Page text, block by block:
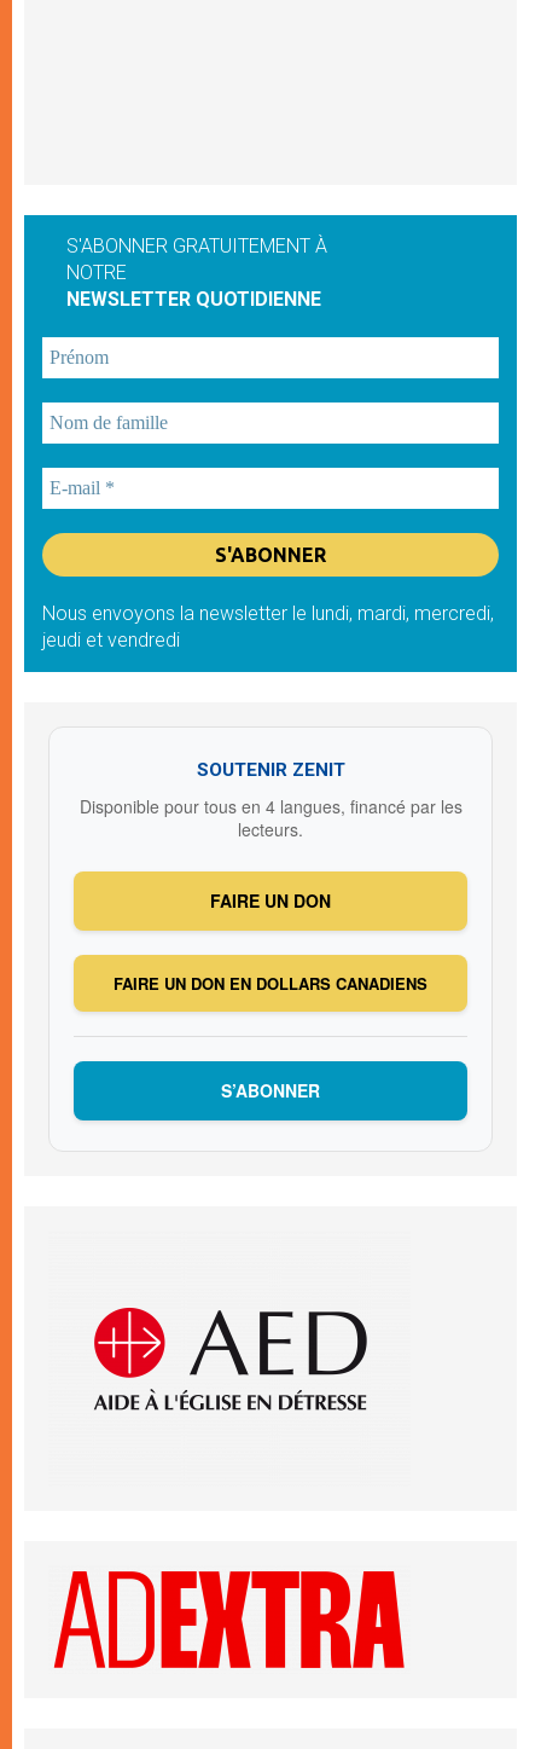
S'ABONNER GRATUITEMENT À
NOTRE
NEWSLETTER QUOTIDIENNE
Nous envoyons la newsletter le lundi, mardi, mercredi,
jeudi et vendredi
SOUTENIR ZENIT
Disponible pour tous en 4 langues, financé par les
lecteurs.
FAIRE UN DON
FAIRE UN DON EN DOLLARS CANADIENS
S’ABONNER